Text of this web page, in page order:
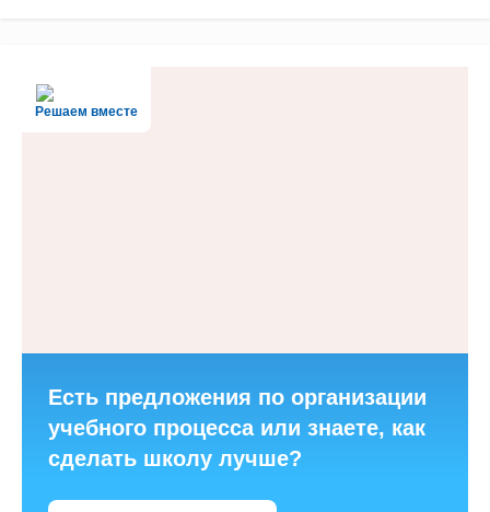
Решаем вместе
Есть предложения по организации
учебного процесса или знаете, как
сделать школу лучше?